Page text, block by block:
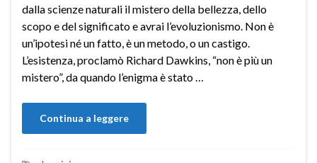
dalla scienze naturali il mistero della bellezza, dello
scopo e del significato e avrai l’evoluzionismo. Non è
un’ipotesi né un fatto, è un metodo, o un castigo.
L’esistenza, proclamò Richard Dawkins, “non è più un
mistero”, da quando l’enigma è stato …
Continua a leggere